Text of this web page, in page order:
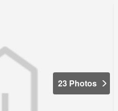
23 Photos